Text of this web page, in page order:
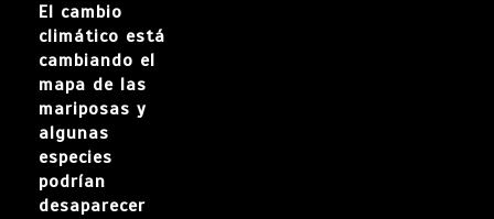
El cambio
climático está
cambiando el
mapa de las
mariposas y
algunas
especies
podrían
desaparecer